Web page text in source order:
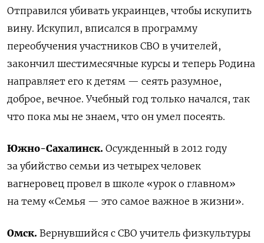
Отправился убивать украинцев, чтобы искупить
вину. Искупил, вписался в программу
переобучения участников СВО в учителей,
закончил шестимесячные курсы и теперь Родина
направляет его к детям — сеять разумное,
доброе, вечное. Учебный год только начался, так
что пока мы не знаем, что он умел посеять.
Южно-Сахалинск. Осужденный в 2012 году
за убийство семьи из четырех человек
вагнеровец провел в школе «урок о главном»
на тему «Семья — это самое важное в жизни».
Омск. Вернувшийся с СВО учитель физкультуры